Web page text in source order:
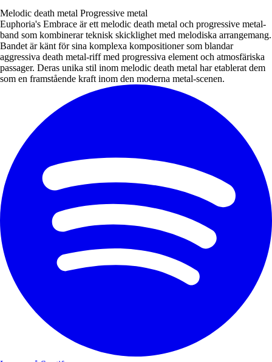
Melodic death metal Progressive metal
Euphoria's Embrace är ett melodic death metal och progressive metal-
band som kombinerar teknisk skicklighet med melodiska arrangemang.
Bandet är känt för sina komplexa kompositioner som blandar
aggressiva death metal-riff med progressiva element och atmosfäriska
passager. Deras unika stil inom melodic death metal har etablerat dem
som en framstående kraft inom den moderna metal-scenen.